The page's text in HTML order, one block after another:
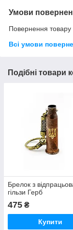
Умови
Повернення товару
Всі умови
Подібні товари
Брелок з
гільзи Герб
475 ₴
Купити